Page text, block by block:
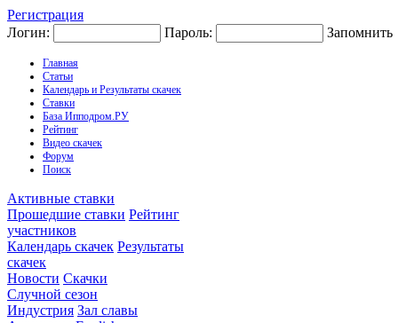
Регистрация
Логин:
Пароль: Запомнить
Главная
Статьи
Календарь и Результаты скачек
Ставки
База Ипподром.РУ
Рейтинг
Видео скачек
Форум
Поиск
Активные ставки
Прошедшие ставки Рейтинг
участников
Календарь скачек Результаты
скачек
Новости Скачки
Случной сезон
Индустрия Зал славы